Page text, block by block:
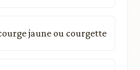
jaune ou courgette